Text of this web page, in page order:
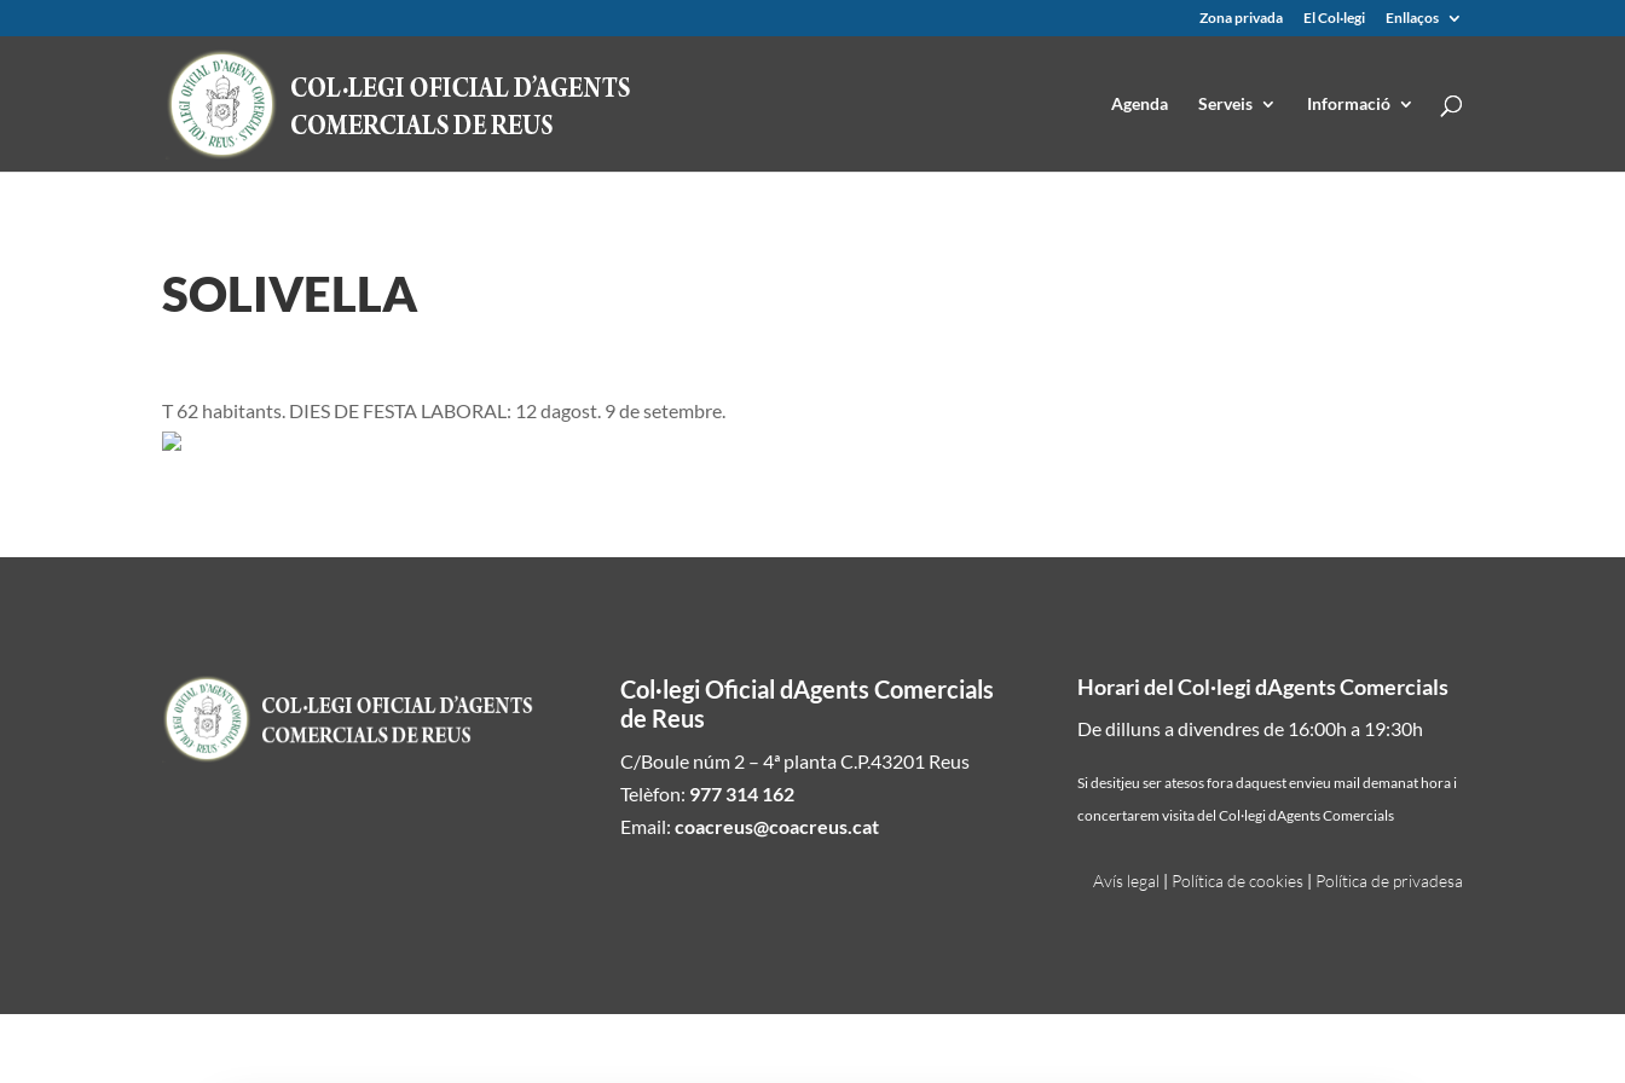
Zona privada El Col·legi Enllaços
Agenda Serveis Informació
SOLIVELLA
T 62 habitants. DIES DE FESTA LABORAL: 12 dagost. 9 de setembre.
Col·legi Oficial dAgents Comercials
de Reus
C/Boule núm 2 – 4ª planta C.P.43201 Reus
Telèfon: 977 314 162
Email: coacreus@coacreus.cat
Horari del Col·legi dAgents Comercials
De dilluns a divendres de 16:00h a 19:30h
Si desitjeu ser atesos fora daquest envieu mail demanat hora i
concertarem visita del Col·legi dAgents Comercials
Avís legal | Política de cookies| Política de privadesa